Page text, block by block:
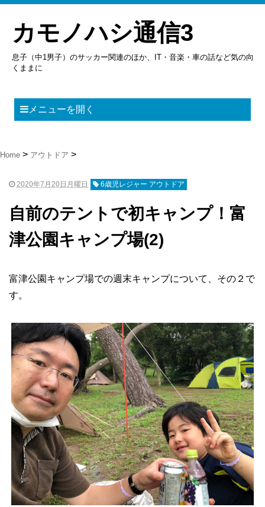
カモノハシ通信3
息子（中1男子）のサッカー関連のほか、IT・音楽・車の話など気の向
くままに
メニューを開く
Home アウトドア
2020年7月20日月曜日 6歳児レジャー アウトドア
自前のテントで初キャンプ！富
津公園キャンプ場(2)
富津公園キャンプ場での週末キャンプについて、その２で
す。